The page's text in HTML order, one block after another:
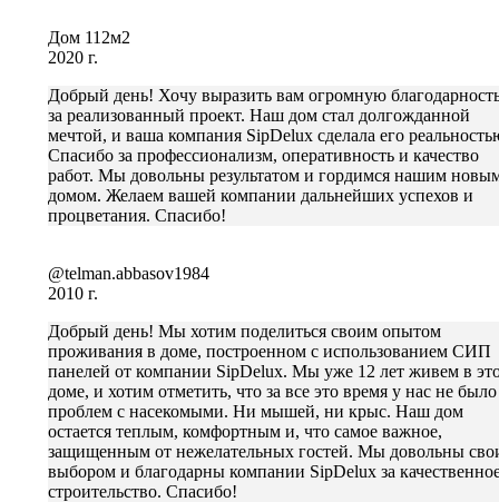
Дом 112м2
2020 г.
Добрый день! Хочу выразить вам огромную
за реализованный проект. Наш дом стал долгожданной
мечтой, и ваша компания SipDelux сделала его
Спасибо за профессионализм, оперативность и качество
работ. Мы довольны результатом и гордимся нашим
домом. Желаем вашей компании дальнейших успехов и
процветания. Спасибо!
@telman.abbasov1984
2010 г.
Добрый день! Мы хотим поделиться своим опытом
проживания в доме, построенном с использованием СИП
панелей от компании SipDelux. Мы уже 12 лет живем в
доме, и хотим отметить, что за все это время у нас не было
проблем с насекомыми. Ни мышей, ни крыс. Наш дом
остается теплым, комфортным и, что самое важное,
защищенным от нежелательных гостей. Мы довольны
выбором и благодарны компании SipDelux за
строительство. Спасибо!